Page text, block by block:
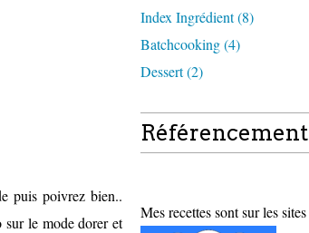
puis poivrez bien..
sur le mode dorer et
Index Ingrédient (8)
Batchcooking (4)
Dessert (2)
Référencement
Mes recettes sont sur les sites